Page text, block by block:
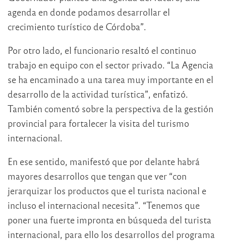
agenda en donde podamos desarrollar el
crecimiento turístico de Córdoba”.
Por otro lado, el funcionario resaltó el continuo
trabajo en equipo con el sector privado. “La Agencia
se ha encaminado a una tarea muy importante en el
desarrollo de la actividad turística”, enfatizó.
También comentó sobre la perspectiva de la gestión
provincial para fortalecer la visita del turismo
internacional.
En ese sentido, manifestó que por delante habrá
mayores desarrollos que tengan que ver “con
jerarquizar los productos que el turista nacional e
incluso el internacional necesita”. “Tenemos que
poner una fuerte impronta en búsqueda del turista
internacional, para ello los desarrollos del programa